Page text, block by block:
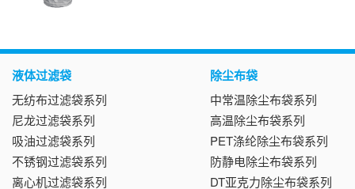
液体过滤袋
无纺布过滤袋系列
尼龙过滤袋系列
吸油过滤袋系列
不锈钢过滤袋系列
离心机过滤袋系列
除尘布袋
中常温除尘布袋系列
高温除尘布袋系列
PET涤纶除尘布袋系列
防静电除尘布袋系列
DT亚克力除尘布袋系列